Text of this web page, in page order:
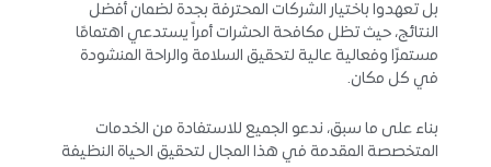
بل تعهدوا باختيار الشركات المحترفة بجدة لضمان أفضل
النتائج، حيث تظل مكافحة الحشرات أمراً يستدعي اهتمامًا
مستمرًا وفعالية عالية لتحقيق السلامة والراحة المنشودة
في كل مكان.
بناء على ما سبق، ندعو الجميع للاستفادة من الخدمات
المتخصصة المقدمة في هذا المجال لتحقيق الحياة النظيفة